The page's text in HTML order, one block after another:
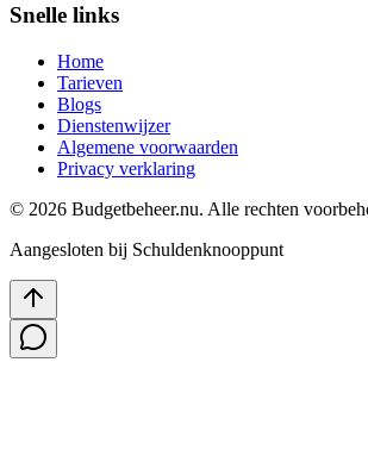
Snelle links
Home
Tarieven
Blogs
Dienstenwijzer
Algemene voorwaarden
Privacy verklaring
© 2026 Budgetbeheer.nu. Alle rechten
Aangesloten bij Schuldenknooppunt